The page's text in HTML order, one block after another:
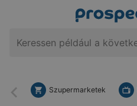
Vissza
Szupermarketek